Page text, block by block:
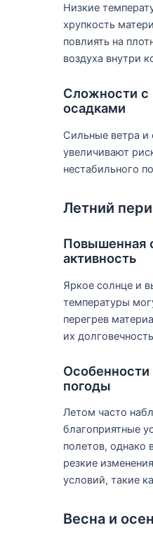
Низкие
хрупкость
повлиять на
воздуха внутри
Сложности с
осадками
Сильные ветра и
увеличивают
нестабильного
Летний
Повышенная
активность
Яркое солнце и
температуры
перегрев
их
Особенности
погоды
Летом часто
благоприятные
полетов, однако
резкие
условий, такие
Весна и